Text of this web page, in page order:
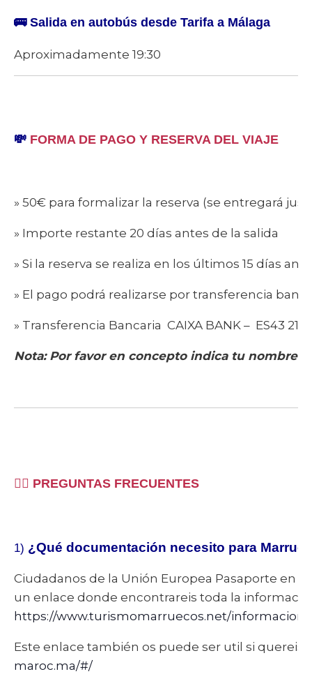
🚌 Salida en autobús desde Tarifa a Málaga
Aproximadamente 19:30
💸 FORMA DE PAGO Y RESERVA DEL VIAJE
» 50€ para formalizar la reserva (se entregará
» Importe restante 20 días antes de la salida
» Si la reserva se realiza en los últimos 15 días
» El pago podrá realizarse por transferencia
» Transferencia Bancaria CAIXA BANK – ES43
Nota: Por favor en concepto indica tu nombre-
🤷‍♀️ PREGUNTAS FRECUENTES
1) ¿Qué documentación necesito para
Ciudadanos de la Unión Europea Pasaporte en
un enlace donde encontrareis toda la
https://www.turismomarruecos.net/
Este enlace también os puede ser util si
maroc.ma/#/